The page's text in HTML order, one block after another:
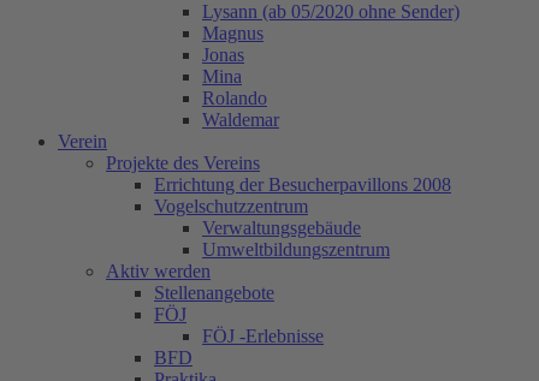
Lysann (ab 05/2020 ohne Sender)
Magnus
Jonas
Mina
Rolando
Waldemar
Verein
Projekte des Vereins
Errichtung der Besucherpavillons 2008
Vogelschutzzentrum
Verwaltungsgebäude
Umweltbildungszentrum
Aktiv werden
Stellenangebote
FÖJ
FÖJ -Erlebnisse
BFD